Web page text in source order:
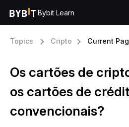
Bybit Learn
Topics Cripto Current
Os cartões de
os cartões de
convencionais?